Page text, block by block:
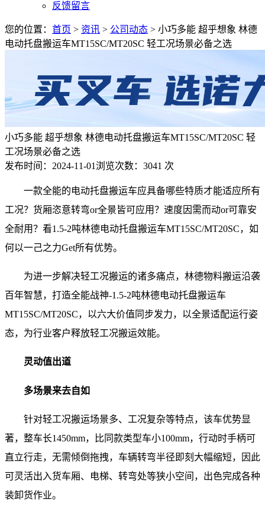
反馈留言
您的位置： 首页 > 资讯 > 公司动态 > 小巧多能 超乎想象 林德
电动托盘搬运车MT15SC/MT20SC 轻工况场景必备之选
小巧多能 超乎想象 林德电动托盘搬运车MT15SC/MT20SC 轻
工况场景必备之选
发布时间： 2024-11-01 浏览次数： 3041 次
一款全能的电动托盘搬运车应具备哪些特质才能适应所有
工况？货厢恣意转弯or全景皆可应用？速度因需而动or可靠安
全耐用？看1.5-2吨林德电动托盘搬运车MT15SC/MT20SC，如
何以一己之力Get所有优势。
为进一步解决轻工况搬运的诸多痛点，林德物料搬运沿袭
百年智慧，打造全能战神-1.5-2吨林德电动托盘搬运车
MT15SC/MT20SC，以六大价值同步发力，以全景适配运行姿
态，为行业客户释放轻工况搬运效能。
灵动值出道
多场景来去自如
针对轻工况搬运场景多、工况复杂等特点，该车优势显
著，整车长1450mm，比同款类型车小100mm，行动时手柄可
直立行走，无需倾倒拖拽，车辆转弯半径即刻大幅缩短，因此
可灵活出入货车厢、电梯、转弯处等狭小空间，出色完成各种
装卸货作业。